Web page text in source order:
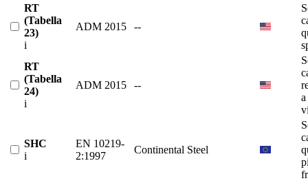
RT
(Tabella
23)
i
ADM 2015 --
RT
(Tabella
24)
i
ADM 2015 --
SHC
i
EN 10219-
2:1997
Continental Steel